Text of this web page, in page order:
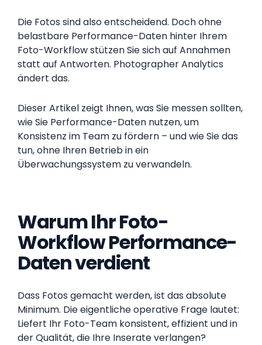
Die Fotos sind also entscheidend. Doch ohne
belastbare Performance-Daten hinter Ihrem
Foto-Workflow stützen Sie sich auf Annahmen
statt auf Antworten. Photographer Analytics
ändert das.
Dieser Artikel zeigt Ihnen, was Sie messen sollten,
wie Sie Performance-Daten nutzen, um
Konsistenz im Team zu fördern – und wie Sie das
tun, ohne Ihren Betrieb in ein
Überwachungssystem zu verwandeln.
Warum Ihr Foto-
Workflow Performance-
Daten verdient
Dass Fotos gemacht werden, ist das absolute
Minimum. Die eigentliche operative Frage lautet:
Liefert Ihr Foto-Team konsistent, effizient und in
der Qualität, die Ihre Inserate verlangen?